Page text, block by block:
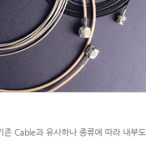
Cable과 유사하나 종류에 따라 내부